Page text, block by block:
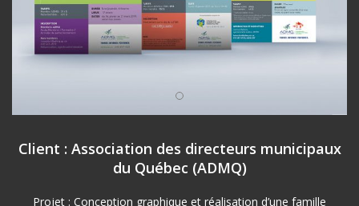
Client : Association des directeurs municipaux
du Québec (ADMQ)
Projet : Conception graphique et réalisation d’une famille